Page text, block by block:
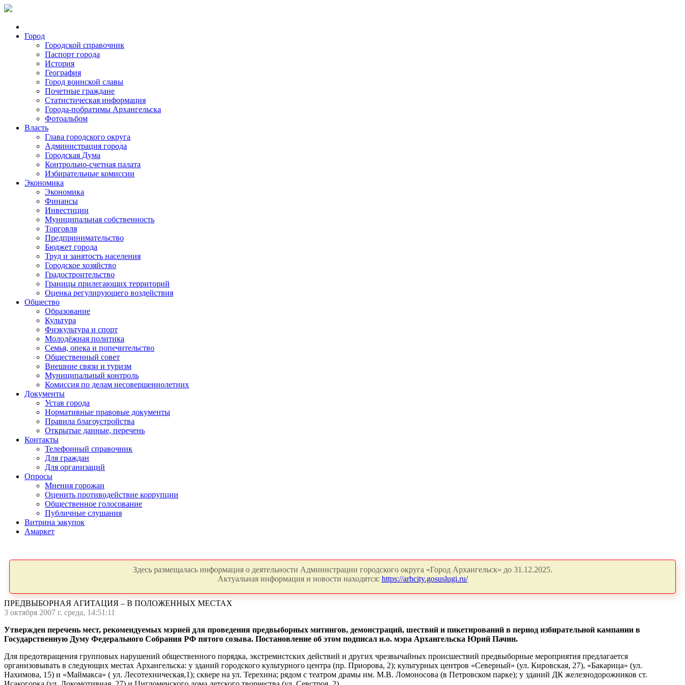
Город
Городской справочник
Паспорт города
История
География
Город воинской славы
Почетные граждане
Статистическая информация
Города-побратимы Архангельска
Фотоальбом
Власть
Глава городского округа
Администрация города
Городская Дума
Контрольно-счетная палата
Избирательные комиссии
Экономика
Экономика
Финансы
Инвестиции
Муниципальная собственность
Торговля
Предпринимательство
Бюджет города
Труд и занятость населения
Городское хозяйство
Градостроительство
Границы прилегающих территорий
Оценка регулирующего воздействия
Общество
Образование
Культура
Физкультура и спорт
Молодёжная политика
Семья, опека и попечительство
Общественный совет
Внешние связи и туризм
Муниципальный контроль
Комиссия по делам несовершеннолетних
Документы
Устав города
Нормативные правовые документы
Правила благоустройства
Открытые данные, перечень
Контакты
Телефонный справочник
Для граждан
Для организаций
Опросы
Мнения горожан
Оценить противодействие коррупции
Общественное голосование
Публичные слушания
Витрина закупок
Амаркет
Здесь размещалась информация о деятельности Администрации городского округа «Город Архангельск» до 31.12.2025.
Актуальная информация и новости находятся: https://arhcity.gosuslugi.ru/
ПРЕДВЫБОРНАЯ АГИТАЦИЯ – В ПОЛОЖЕННЫХ МЕСТАХ
3 октября 2007 г. среда, 14:51:11
Утвержден перечень мест, рекомендуемых мэрией для проведения предвыборных митингов, демонстраций, шествий и пикетирований в период избирательной кампании в
Государственную Думу Федерального Собрания РФ пятого созыва. Постановление об этом подписал и.о. мэра Архангельска Юрий Пачин.
Для предотвращения групповых нарушений общественного порядка, экстремистских действий и других чрезвычайных происшествий предвыборные мероприятия предлагается
организовывать в следующих местах Архангельска: у зданий городского культурного центра (пр. Приорова, 2); культурных центров «Северный» (ул. Кировская, 27), «Бакарица» (ул.
Нахимова, 15) и «Маймакса» ( ул. Лесотехническая,1); сквере на ул. Терехина; рядом с театром драмы им. М.В. Ломоносова (в Петровском парке); у зданий ДК железнодорожников ст.